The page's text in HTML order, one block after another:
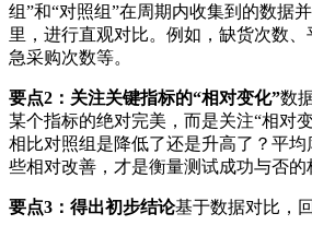
组”和“对照组”在周期内收集到的数据
里，进行直观对比。例如，缺货次数
急采购次数等。
要点2：关注关键指标的“相对变化”数
某个指标的绝对完美，而是关注“相对
相比对照组是降低了还是升高了？平
些相对改善，才是衡量测试成功与否的
要点3：得出初步结论基于数据对比，